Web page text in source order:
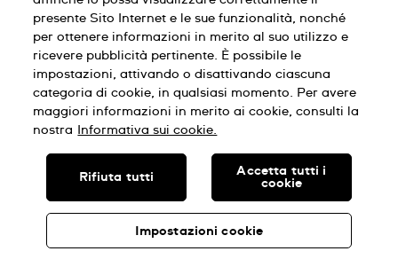
Diritto di recesso
Informativa sulla privacy Cookies
Condizioni di utilizzo Infomazioni legali
SWISS MADE
© SWATCH AG 2026, TUTTI I DIRITTI RISERVATI: SWISS WATCHES
presente Sito Internet e le sue funzionalità, nonché
per ottenere informazioni in merito al suo utilizzo e
ricevere pubblicità pertinente. È possibile le
impostazioni, attivando o disattivando ciascuna
categoria di cookie, in qualsiasi momento. Per avere
maggiori informazioni in merito ai cookie, consulti la
nostra
Informativa sui cookie.
Impostazioni cookie
Rifiuta tutti
Accetta tutti i
cookie